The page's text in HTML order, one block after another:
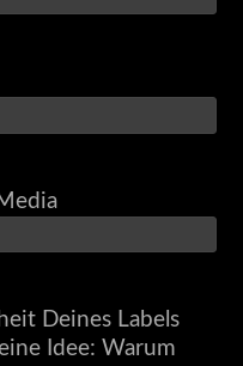
Deines Labels
Idee: Warum